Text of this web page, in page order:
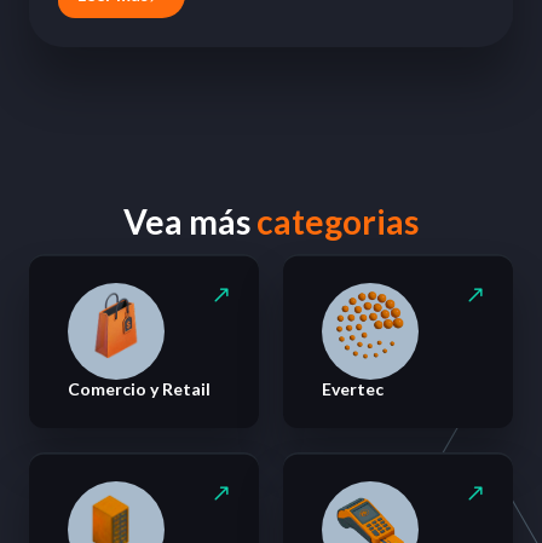
Vea máscategorias
Comercio y Retail Evertec